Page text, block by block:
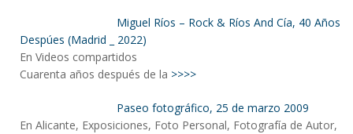
Miguel Ríos – Rock & Ríos And Cía, 40 Años
Despúes (Madrid _ 2022)
En Videos compartidos
Cuarenta años después de la >>>>
Paseo fotográfico, 25 de marzo 2009
En Alicante, Exposiciones, Foto Personal, Fotografía de Autor,